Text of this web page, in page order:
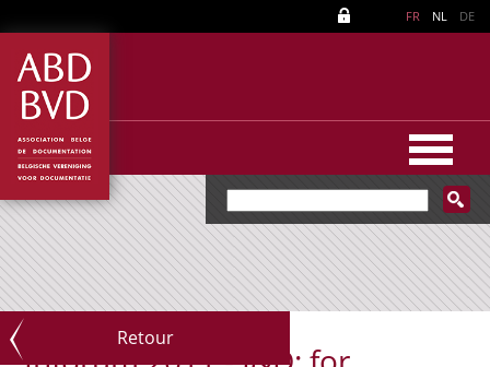
FR NL DE
Retour